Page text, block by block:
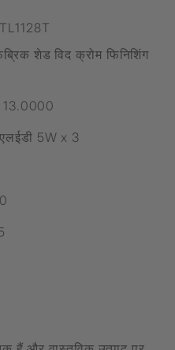
शेड विद क्रोम फिनिशिंग
5W x 3